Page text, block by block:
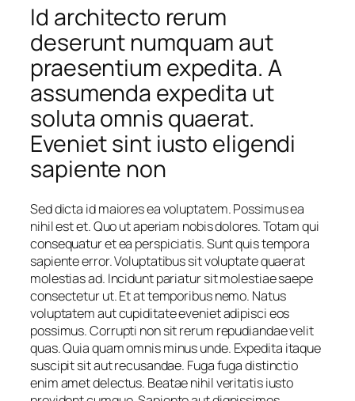
Id architecto rerum
deserunt numquam aut
praesentium expedita. A
assumenda expedita ut
soluta omnis quaerat.
Eveniet sint iusto eligendi
sapiente non
Sed dicta id maiores ea voluptatem. Possimus ea
nihil est et. Quo ut aperiam nobis dolores. Totam qui
consequatur et ea perspiciatis. Sunt quis tempora
sapiente error. Voluptatibus sit voluptate quaerat
molestias ad. Incidunt pariatur sit molestiae saepe
consectetur ut. Et at temporibus nemo. Natus
voluptatem aut cupiditate eveniet adipisci eos
possimus. Corrupti non sit rerum repudiandae velit
quas. Quia quam omnis minus unde. Expedita itaque
suscipit sit aut recusandae. Fuga fuga distinctio
enim amet delectus. Beatae nihil veritatis iusto